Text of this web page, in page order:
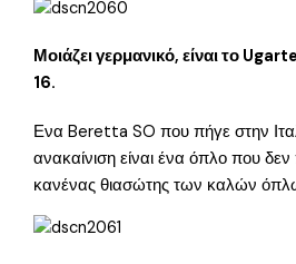
Μοιάζει γερμανικό, είναι το
16.
Ενα Beretta SO που πήγε στην
ανακαίνιση είναι ένα όπλο που
κανένας θιασώτης των καλών